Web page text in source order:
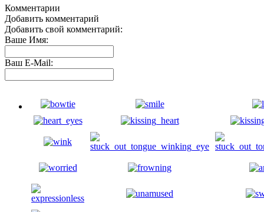
Комментарии
Добавить комментарий
Добавить свой комментарий:
Ваше Имя:
Ваш E-Mail: